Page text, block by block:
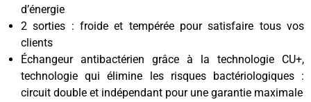
d’énergie
2 sorties : froide et tempérée pour satisfaire tous vos
clients
Échangeur antibactérien grâce à la technologie CU+,
technologie qui élimine les risques bactériologiques :
circuit double et indépendant pour une garantie maximale